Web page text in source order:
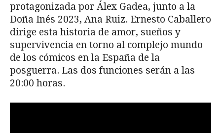
protagonizada por Álex Gadea, junto a la
Doña Inés 2023, Ana Ruiz. Ernesto Caballero
dirige esta historia de amor, sueños y
supervivencia en torno al complejo mundo
de los cómicos en la España de la
posguerra. Las dos funciones serán a las
20:00 horas.